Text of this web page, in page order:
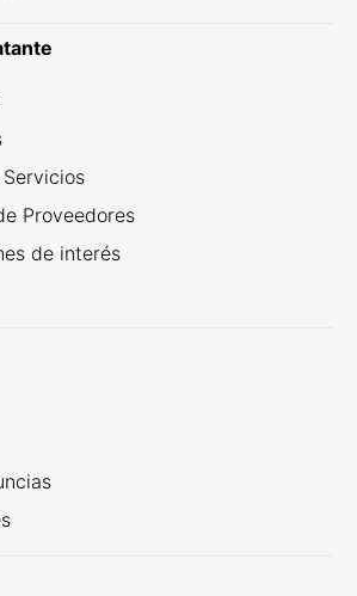
Proveedores
de interés